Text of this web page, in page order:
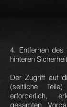
4. Entfernen
hinteren
Der Zugriff auf
(seitliche
erforderlich,
gesamten